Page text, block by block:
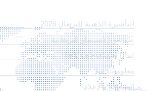
التأشيرة الذهبية للبرتغال 2026
صناديق الاستثمار البرتغالية
لماذا The Blue Portugal
معلومات عنا
الصحافة والإعلام